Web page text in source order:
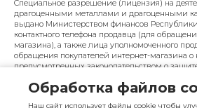
Специальное разрешение (лицензия) на
драгоценными металлами и драгоценными
выдано Министерством финансов
контактного телефона продавца (для
магазина), а также лица уполномоченного
обращения покупателей интернет-магазина
предусмотренных законодательством о
управления по работе с обращениями
Минского городского исполнительного
Обработка файлов
Наш сайт использует файлы cookie чтобы